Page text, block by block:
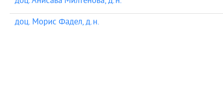
доц. Морис Фадел, д.н.